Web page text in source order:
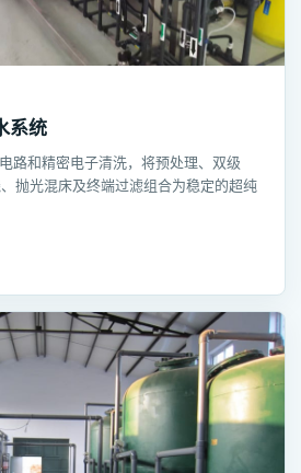
系统
路和精密电子清洗，将预处理、双级
抛光混床及终端过滤组合为稳定的超纯